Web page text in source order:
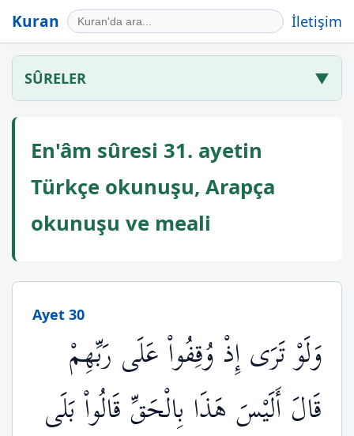
Kuran İletişim
SÛRELER ▼
En'âm sûresi 31. ayetin
Türkçe okunuşu, Arapça
okunuşu ve meali
Ayet 30
وَلَوْ تَرَى إِذْ وُقِفُواْ عَلَى رَبِّهِمْ
قَالَ أَلَيْسَ هَذَا بِالْحَقِّ قَالُواْ بَلَى